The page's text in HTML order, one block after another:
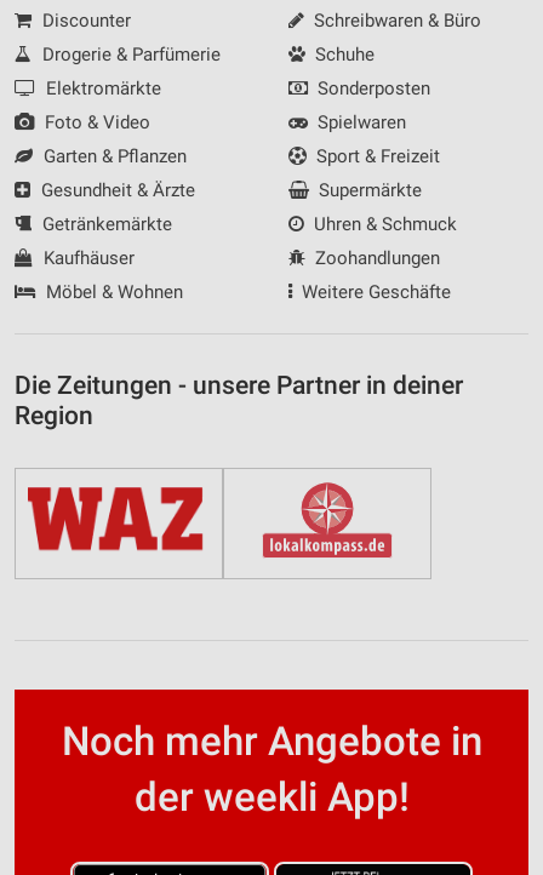
Discounter
Drogerie & Parfümerie
Elektromärkte
Foto & Video
Garten & Pflanzen
Gesundheit & Ärzte
Getränkemärkte
Kaufhäuser
Möbel & Wohnen
Schreibwaren & Büro
Schuhe
Sonderposten
Spielwaren
Sport & Freizeit
Supermärkte
Uhren & Schmuck
Zoohandlungen
Weitere Geschäfte
Die Zeitungen - unsere Partner in deiner
Region
Noch mehr Angebote in
der weekli App!